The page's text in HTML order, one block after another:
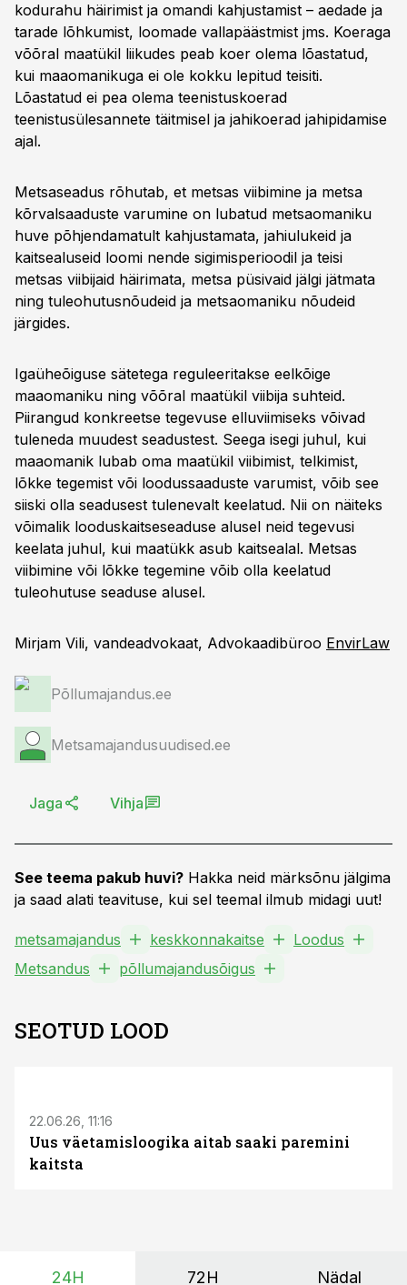
kodurahu häirimist ja omandi kahjustamist – aedade ja
tarade lõhkumist, loomade vallapäästmist jms. Koeraga
võõral maatükil liikudes peab koer olema lõastatud,
kui maaomanikuga ei ole kokku lepitud teisiti.
Lõastatud ei pea olema teenistuskoerad
teenistusülesannete täitmisel ja jahikoerad jahipidamise
ajal.
Metsaseadus rõhutab, et metsas viibimine ja metsa
kõrvalsaaduste varumine on lubatud metsaomaniku
huve põhjendamatult kahjustamata, jahiulukeid ja
kaitsealuseid loomi nende sigimisperioodil ja teisi
metsas viibijaid häirimata, metsa püsivaid jälgi jätmata
ning tuleohutusnõudeid ja metsaomaniku nõudeid
järgides.
Igaüheõiguse sätetega reguleeritakse eelkõige
maaomaniku ning võõral maatükil viibija suhteid.
Piirangud konkreetse tegevuse elluviimiseks võivad
tuleneda muudest seadustest. Seega isegi juhul, kui
maaomanik lubab oma maatükil viibimist, telkimist,
lõkke tegemist või loodussaaduste varumist, võib see
siiski olla seadusest tulenevalt keelatud. Nii on näiteks
võimalik looduskaitseseaduse alusel neid tegevusi
keelata juhul, kui maatükk asub kaitsealal. Metsas
viibimine või lõkke tegemine võib olla keelatud
tuleohutuse seaduse alusel.
Mirjam Vili, vandeadvokaat, Advokaadibüroo EnvirLaw
Põllumajandus.ee
Metsamajandusuudised.ee
Jaga Vihja
See teema pakub huvi? Hakka neid märksõnu jälgima
ja saad alati teavituse, kui sel teemal ilmub midagi uut!
metsamajandus keskkonnakaitse
Loodus
Metsandus
põllumajandusõigus
SEOTUD LOOD
22.06.26, 11:16
Uus väetamisloogika aitab saaki paremini
kaitsta
24H 72H Nädal